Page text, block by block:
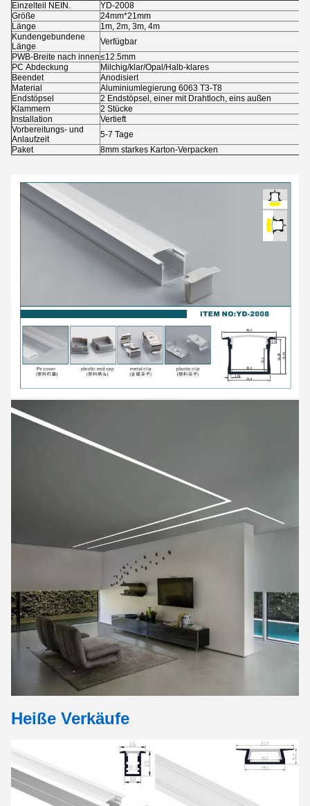
Einzelteil NEIN.
YD-2008
Größe
24mm*21mm
Länge
1m, 2m, 3m, 4m
Kundengebundene
Länge
Verfügbar
PWB-Breite nach innen≤12.5mm
PC Abdeckung
Milchig/klar/Opal/Halb-klares
Beendet
Anodisiert
Material
Aluminiumlegierung 6063 T3-T8
Endstöpsel
2 Endstöpsel, einer mit Drahtloch, eins außen
Klammern
2 Stücke
Installation
Vertieft
Vorbereitungs- und
Anlaufzeit
5-7 Tage
Paket
8mm starkes Karton-Verpacken
Heiße Verkäufe